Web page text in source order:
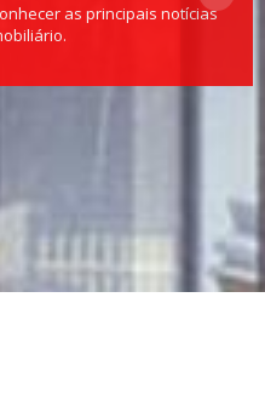
as principais notícias